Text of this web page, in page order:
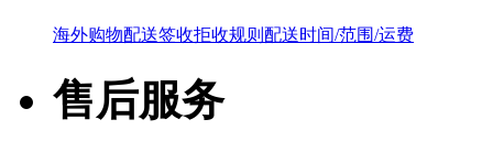
海外购物配送签收拒收规则 配送时间/范围/运费
售后服务